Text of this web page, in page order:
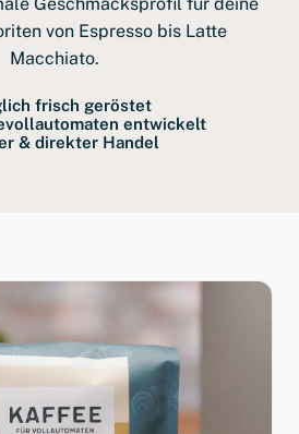
von Espresso bis Latte
Macchiato.
frisch geröstet
entwickelt
& direkter Handel